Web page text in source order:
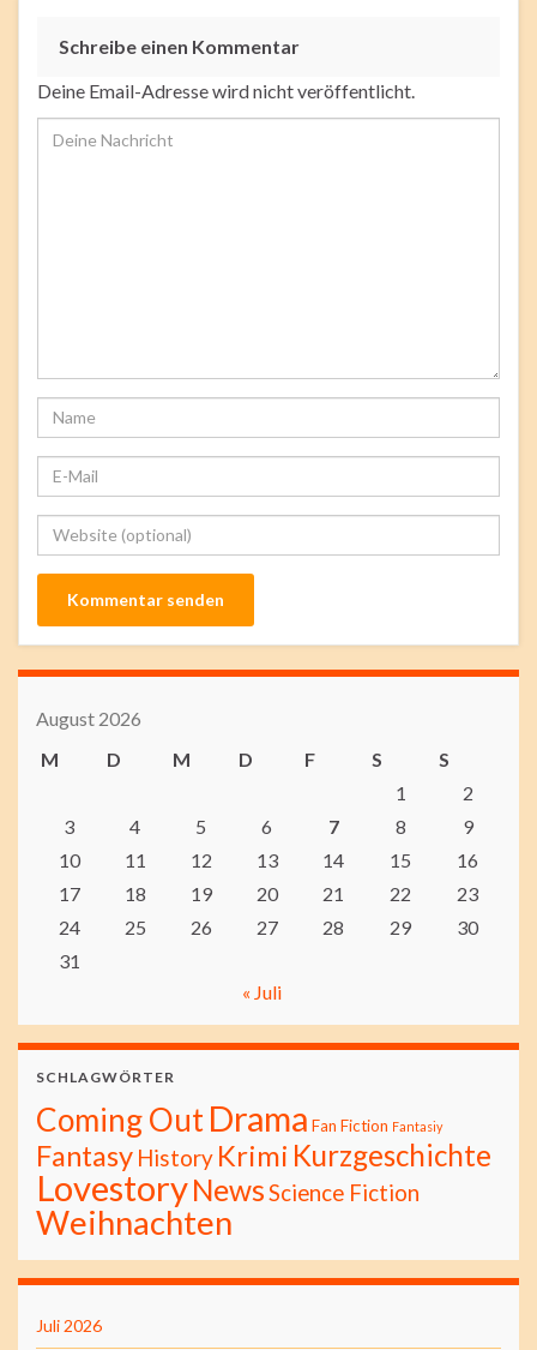
Schreibe einen Kommentar
Deine Email-Adresse wird nicht veröffentlicht.
August 2026
M
D M D F S
S
1
2
3
4 5 6 7 8
9
10
11 12 13 14 15
16
17
18 19 20 21 22
23
24
25 26 27 28 29
30
31
« Juli
SCHLAGWÖRTER
Coming OutDrama Fan Fiction Fantasiy
Fantasy History Krimi Kurzgeschichte
LovestoryNewsScience Fiction
Weihnachten
Juli 2026